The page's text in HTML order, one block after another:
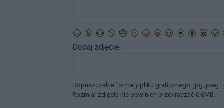
Dodaj zdjęcie:
Dopuszczalne formaty pliku graficznego: jpg, jpeg ,
Rozmiar zdjęcia nie powinien przekraczać 0.6MB.